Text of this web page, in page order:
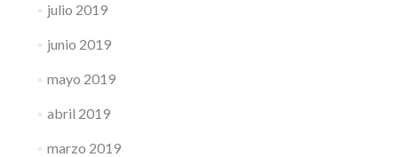
julio 2019
junio 2019
mayo 2019
abril 2019
marzo 2019